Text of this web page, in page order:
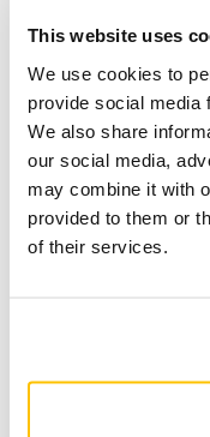
This website uses
We use cookies to
provide social media
We also share
our social media,
may combine it with
provided to them or
of their services.
LEVERES TIL DIG
Levering
Levering i
Fragt fri
Sikker betaling
Sporing af